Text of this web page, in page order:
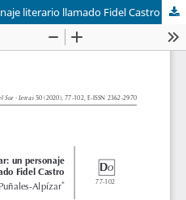
literario llamado Fidel Castro